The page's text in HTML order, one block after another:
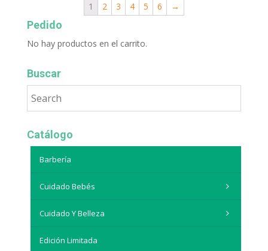
1 2 3 4 5 6 →
Pedido
No hay productos en el carrito.
Buscar
Catálogo
Barbería
Cuidado Bebés
Cuidado Y Belleza
Edición Limitada